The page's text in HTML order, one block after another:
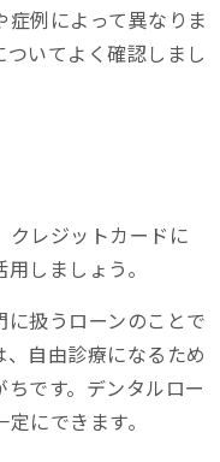
例によって異なりま
いてよく確認しまし
クレジットカードに
しましょう。
扱うローンのことで
自由診療になるため
です。デンタルロー
にできます。